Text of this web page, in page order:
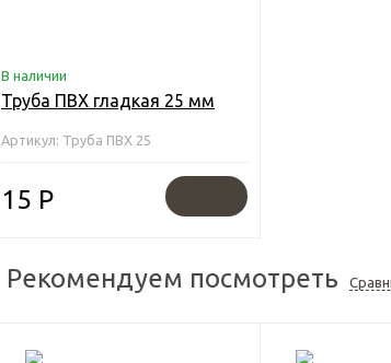
В наличии
Труба ПВХ гладкая 25 мм
Артикул: Труба ПВХ 25
15 Р
Рекомендуем посмотреть